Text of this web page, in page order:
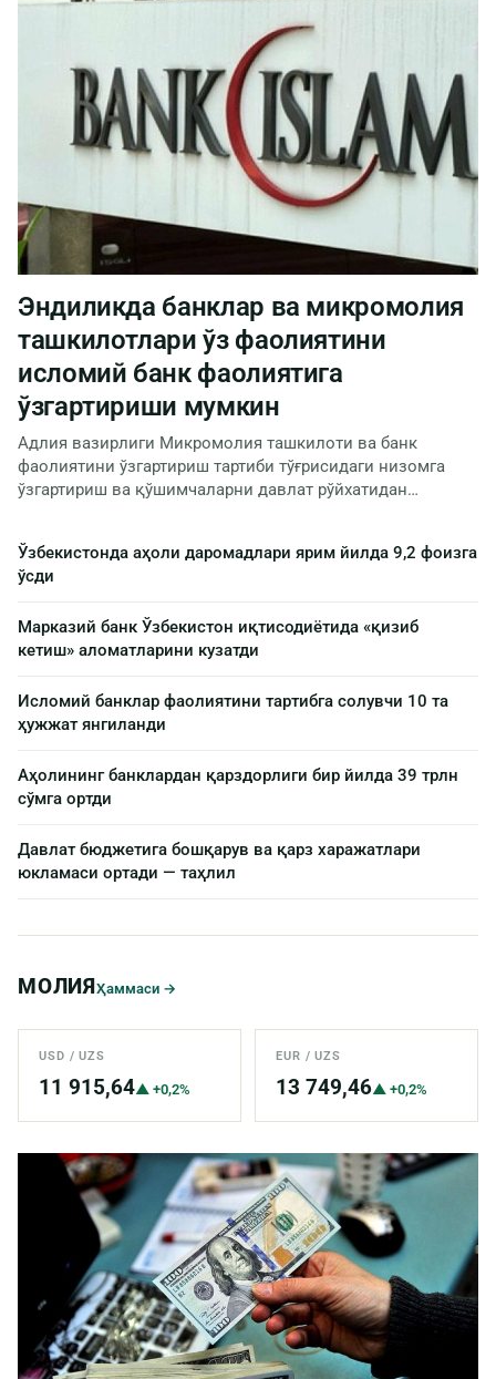
Эндиликда банклар ва микромолия
ташкилотлари ўз фаолиятини
исломий банк фаолиятига
ўзгартириши мумкин
Адлия вазирлиги Микромолия ташкилоти ва банк
фаолиятини ўзгартириш тартиби тўғрисидаги низомга
ўзгартириш ва қўшимчаларни давлат рўйхатидан…
Ўзбекистонда аҳоли даромадлари ярим йилда 9,2 фоизга
ўсди
Марказий банк Ўзбекистон иқтисодиётида «қизиб
кетиш» аломатларини кузатди
Исломий банклар фаолиятини тартибга солувчи 10 та
ҳужжат янгиланди
Аҳолининг банклардан қарздорлиги бир йилда 39 трлн
сўмга ортди
Давлат бюджетига бошқарув ва қарз харажатлари
юкламаси ортади — таҳлил
МОЛИЯҲаммаси →
USD / UZS
11 915,64▲ +0,2%
EUR / UZS
13 749,46▲ +0,2%